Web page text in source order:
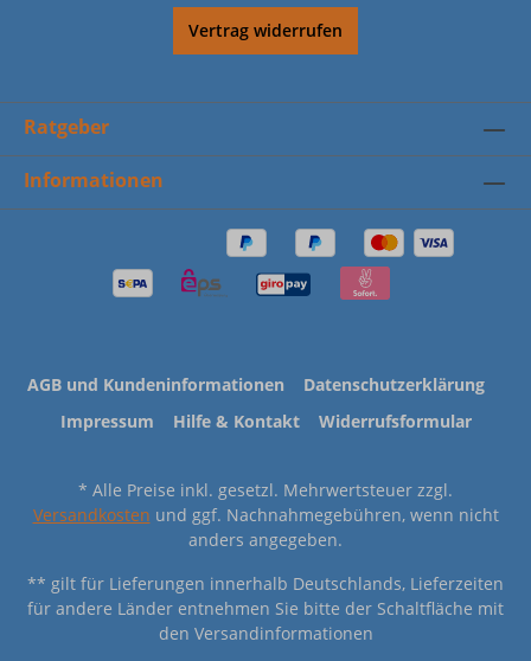
Vertrag widerrufen
Ratgeber
Informationen
AGB und Kundeninformationen
Datenschutzerklärung
Impressum
Hilfe & Kontakt Widerrufsformular
* Alle Preise inkl. gesetzl. Mehrwertsteuer zzgl.
Versandkosten und ggf. Nachnahmegebühren, wenn nicht
anders angegeben.
** gilt für Lieferungen innerhalb Deutschlands, Lieferzeiten
für andere Länder entnehmen Sie bitte der Schaltfläche mit
den Versandinformationen